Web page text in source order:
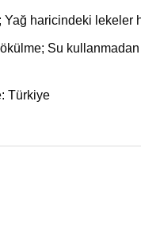
haricindeki lekeler
Su kullanmadan
Türkiye